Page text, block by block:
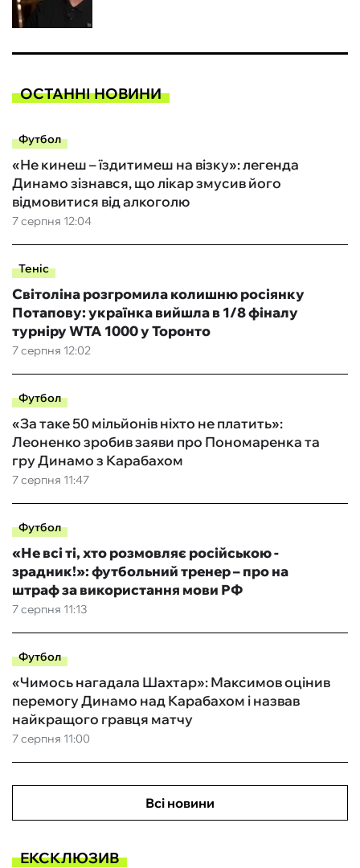
ОСТАННІ НОВИНИ
Футбол
7 серпня 12:04
«Не кинеш – їздитимеш на візку»: легенда
Динамо зізнався, що лікар змусив його
відмовитися від алкоголю
Теніс
7 серпня 12:02
Світоліна розгромила колишню росіянку
Потапову: українка вийшла в 1/8 фіналу
турніру WTA 1000 у Торонто
Футбол
7 серпня 11:47
«За таке 50 мільйонів ніхто не платить»:
Леоненко зробив заяви про Пономаренка та
гру Динамо з Карабахом
Футбол
7 серпня 11:13
«Не всі ті, хто розмовляє російською -
зрадник!»: футбольний тренер – про на
штраф за використання мови РФ
Футбол
7 серпня 11:00
«Чимось нагадала Шахтар»: Максимов оцінив
перемогу Динамо над Карабахом і назвав
найкращого гравця матчу
Всі новини
ЕКСКЛЮЗИВ